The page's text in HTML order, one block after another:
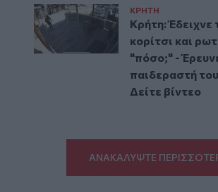
ΚΡΗΤΗ
Κρήτη: Έδειχνε
κορίτσι και
"πόσο;" -
παιδεραστή
Δείτε βίντεο
ΑΝΑΚΑΛΥΨΤΕ